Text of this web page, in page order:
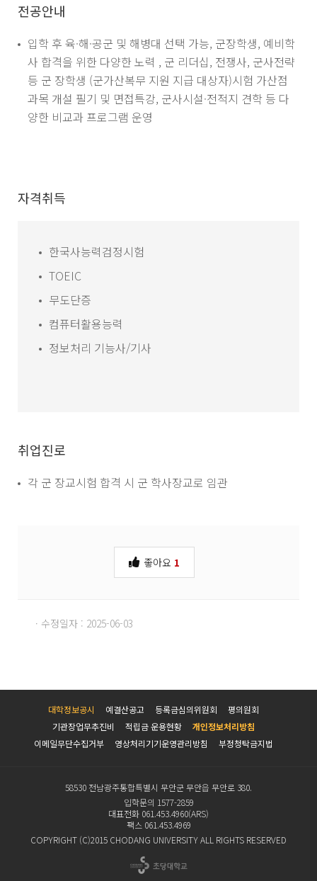
전공안내
입학 후 육·해·공군 및 해병대 선택 가능, 군장학생, 예비학
사 합격을 위한 다양한 노력 , 군 리더십, 전쟁사, 군사전략
등 군 장학생 (군가산복무 지원 지급 대상자)시험 가산점
과목 개설 필기 및 면접특강, 군사시설·전적지 견학 등 다
양한 비교과 프로그램 운영
자격취득
한국사능력검정시험
TOEIC
무도단증
컴퓨터활용능력
정보처리 기능사/기사
취업진로
각 군 장교시험 합격 시 군 학사장교로 임관
좋아요 1
· 수정일자 : 2025-06-03
대학정보공시 예결산공고 등록금심의위원회
평의원회
기관장업무추진비
적립금 운용현황
개인정보처리방침
이메일무단수집거부
영상처리기기운영관리방침 부정청탁금지법
58530 전남광주통합특별시 무안군 무안읍 무안로 380.
입학문의 1577-2859
대표전화 061.453.4960(ARS)
팩스 061.453.4969
COPYRIGHT (C)2015 CHODANG UNIVERSITY ALL RIGHTS RESERVED